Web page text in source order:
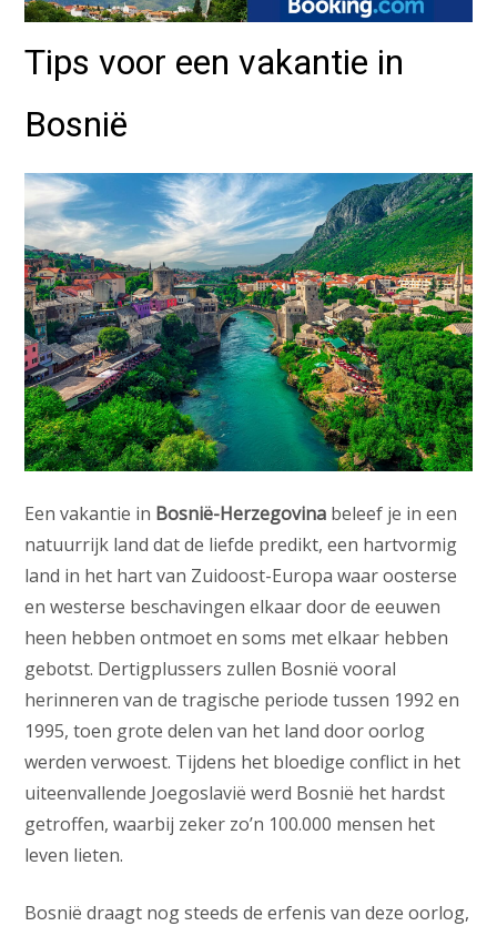
Tips voor een vakantie in
Bosnië
Een vakantie in Bosnië-Herzegovina beleef je in een
natuurrijk land dat de liefde predikt, een hartvormig
land in het hart van Zuidoost-Europa waar oosterse
en westerse beschavingen elkaar door de eeuwen
heen hebben ontmoet en soms met elkaar hebben
gebotst. Dertigplussers zullen Bosnië vooral
herinneren van de tragische periode tussen 1992 en
1995, toen grote delen van het land door oorlog
werden verwoest. Tijdens het bloedige conflict in het
uiteenvallende Joegoslavië werd Bosnië het hardst
getroffen, waarbij zeker zo’n 100.000 mensen het
leven lieten.
Bosnië draagt nog steeds de erfenis van deze oorlog,